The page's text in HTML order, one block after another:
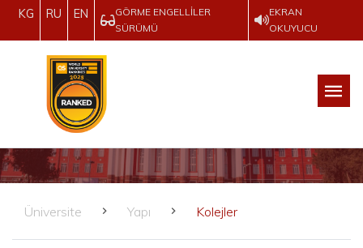
KG RU EN
GÖRME ENGELLILER
SÜRÜMÜ
EKRAN
OKUYUCU
Üniversite Yapı Kolejler